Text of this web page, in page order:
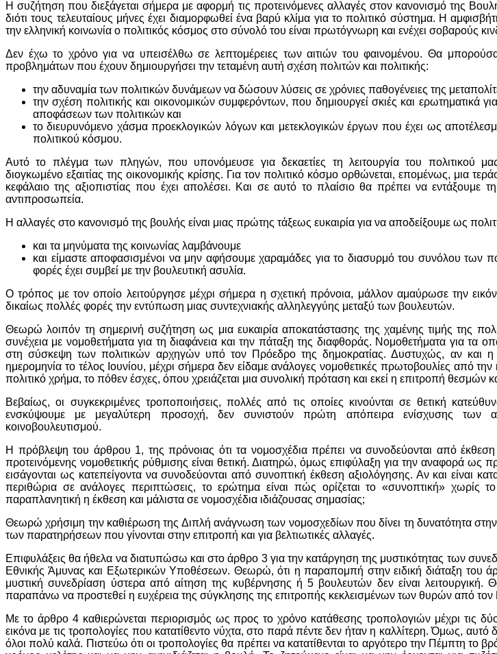
Η συζήτηση που διεξάγεται σήμερα με αφορμή τις προτεινόμενες αλλαγές στον κανονισμό της
διότι τους τελευταίους μήνες έχει διαμορφωθεί ένα βαρύ κλίμα για το πολιτικό σύστημα. Η
την ελληνική κοινωνία ο πολιτικός κόσμος στο σύνολό του είναι πρωτόγνωρη και ενέχει σοβαρούς
Δεν έχω το χρόνο για να υπεισέλθω σε λεπτομέρειες των αιτιών του φαινομένου. Θα
προβλημάτων που έχουν δημιουργήσει την τεταμένη αυτή σχέση πολιτών και πολιτικής:
την αδυναμία των πολιτικών δυνάμεων να δώσουν λύσεις σε χρόνιες παθογένειες της
την σχέση πολιτικής και οικονομικών συμφερόντων, που δημιουργεί σκιές και ερωτηματικά
αποφάσεων των πολιτικών και
το διευρυνόμενο χάσμα προεκλογικών λόγων και μετεκλογικών έργων που έχει ως
πολιτικού κόσμου.
Αυτό το πλέγμα των πληγών, που υπονόμευσε για δεκαετίες τη λειτουργία του πολιτικού
διογκωμένο εξαιτίας της οικονομικής κρίσης. Για τον πολιτικό κόσμο ορθώνεται, επομένως, μια
κεφάλαιο της αξιοπιστίας που έχει απολέσει. Και σε αυτό το πλαίσιο θα πρέπει να εντάξουμε
αντιπροσωπεία.
Η αλλαγές στο κανονισμό της βουλής είναι μιας πρώτης τάξεως ευκαιρία για να αποδείξουμε ως
και τα μηνύματα της κοινωνίας λαμβάνουμε
και είμαστε αποφασισμένοι να μην αφήσουμε χαραμάδες για το διασυρμό του συνόλου των
φορές έχει συμβεί με την βουλευτική ασυλία.
Ο τρόπος με τον οποίο λειτούργησε μέχρι σήμερα η σχετική πρόνοια, μάλλον αμαύρωσε την
δικαίως πολλές φορές την εντύπωση μιας συντεχνιακής αλληλεγγύης μεταξύ των βουλευτών.
Θεωρώ λοιπόν τη σημερινή συζήτηση ως μια ευκαιρία αποκατάστασης της χαμένης τιμής της
συνέχεια με νομοθετήματα για τη διαφάνεια και την πάταξη της διαφθοράς. Νομοθετήματα για τα
στη σύσκεψη των πολιτικών αρχηγών υπό τον Πρόεδρο της δημοκρατίας. Δυστυχώς, αν και η
ημερομηνία το τέλος Ιουνίου, μέχρι σήμερα δεν είδαμε ανάλογες νομοθετικές πρωτοβουλίες από
πολιτικό χρήμα, το πόθεν έσχες, όπου χρειάζεται μια συνολική πρόταση και εκεί η επιτροπή θεσμών
Βεβαίως, οι συγκεκριμένες τροποποιήσεις, πολλές από τις οποίες κινούνται σε θετική
ενσκύψουμε με μεγαλύτερη προσοχή, δεν συνιστούν πρώτη απόπειρα ενίσχυσης των
κοινοβουλευτισμού.
Η πρόβλεψη του άρθρου 1, της πρόνοιας ότι τα νομοσχέδια πρέπει να συνοδεύονται από
προτεινόμενης νομοθετικής ρύθμισης είναι θετική. Διατηρώ, όμως επιφύλαξη για την αναφορά
εισάγονται ως κατεπείγοντα να συνοδεύονται από συνοπτική έκθεση αξιολόγησης. Αν και είναι
περιθώρια σε ανάλογες περιπτώσεις, το ερώτημα είναι πώς ορίζεται το «συνοπτική» χωρίς
παραπλανητική η έκθεση και μάλιστα σε νομοσχέδια ιδιάζουσας σημασίας;
Θεωρώ χρήσιμη την καθιέρωση της Διπλή ανάγνωση των νομοσχεδίων που δίνει τη δυνατότητα στην
των παρατηρήσεων που γίνονται στην επιτροπή και για βελτιωτικές αλλαγές.
Επιφυλάξεις θα ήθελα να διατυπώσω και στο άρθρο 3 για την κατάργηση της μυστικότητας των
Εθνικής Άμυνας και Εξωτερικών Υποθέσεων. Θεωρώ, ότι η παραπομπή στην ειδική διάταξη του
μυστική συνεδρίαση ύστερα από αίτηση της κυβέρνησης ή 5 βουλευτών δεν είναι
παραπάνω να προστεθεί η ευχέρεια της σύγκλησης της επιτροπής κεκλεισμένων των θυρών από
Με το άρθρο 4 καθιερώνεται περιορισμός ως προς το χρόνο κατάθεσης τροπολογιών μέχρι τις
εικόνα με τις τροπολογίες που κατατίθεντο νύχτα, στο παρά πέντε δεν ήταν η καλλίτερη. Όμως, αυτό
όλοι πολύ καλά. Πιστεύω ότι οι τροπολογίες θα πρέπει να κατατίθενται το αργότερο την Πέμπτη το